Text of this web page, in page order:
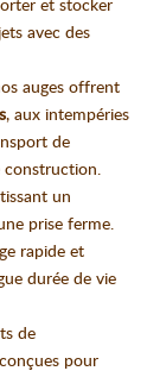
et stocker
avec des
auges offrent
, aux intempéries
de
un
prise ferme.
rapide et
durée de vie
de
pour